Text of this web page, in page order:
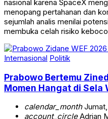
nasional karena SpaceX
menopang pertahanan dan
sejumlah analis menilai
membuka celah risiko
Internasional Politik
Prabowo Bertemu
Momen Hangat di Sela
calendar_monthJumat,
account_circleAdrian